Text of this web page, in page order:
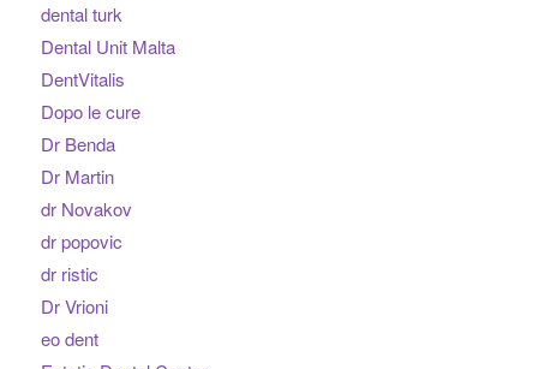
dental turk
Dental Unit Malta
DentVitalis
Dopo le cure
Dr Benda
Dr Martin
dr Novakov
dr popovic
dr ristic
Dr Vrioni
eo dent